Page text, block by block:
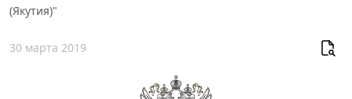
(Якутия)"
30 марта 2019